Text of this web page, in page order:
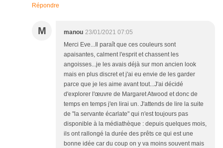
Répondre
M manou 23/01/2021 07:05
Merci Eve...Il paraît que ces couleurs sont
apaisantes, calment l'esprit et chassent les
angoisses...je les avais déjà sur mon ancien look
mais en plus discret et j'ai eu envie de les garder
parce que je les aime avant tout...J'ai décidé
d'explorer l'œuvre de Margaret Atwood et donc de
temps en temps j'en lirai un. J'attends de lire la suite
de "la servante écarlate" qui n'est toujours pas
disponible à la médiathèque : depuis quelques mois,
ils ont rallongé la durée des prêts ce qui est une
bonne idée car du coup on y va moins souvent mais